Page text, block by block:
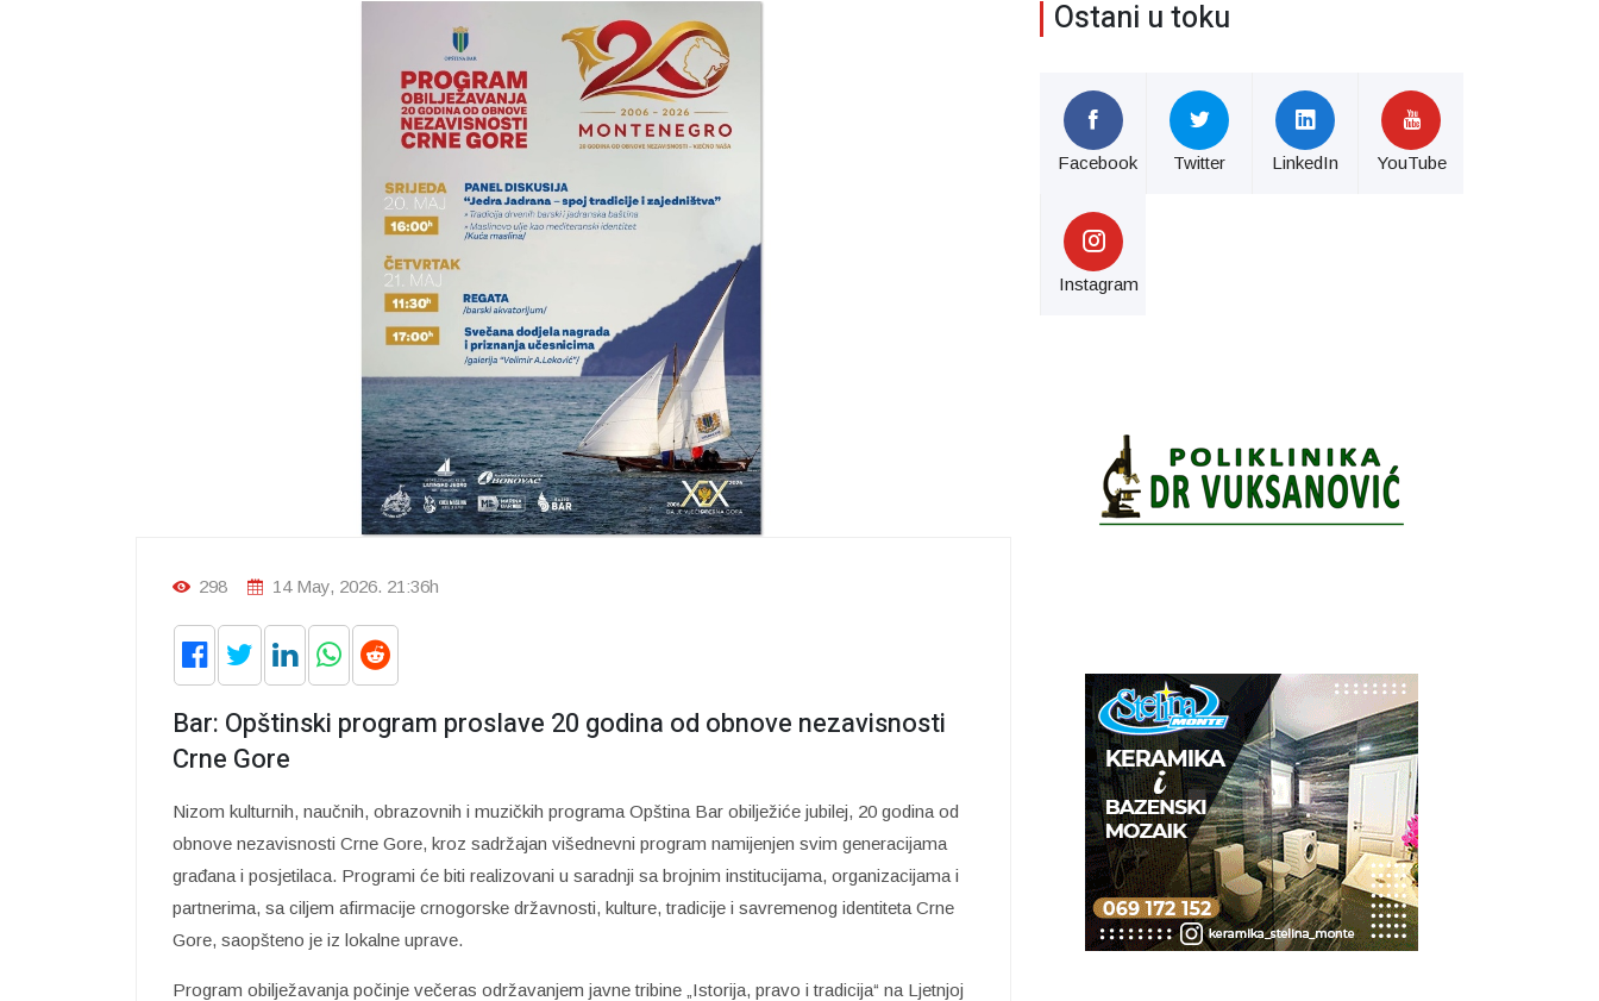
298 14 May, 2026. 21:36h
Bar: Opštinski program proslave 20 godina od obnove nezavisnosti
Crne Gore
Nizom kulturnih, naučnih, obrazovnih i muzičkih programa Opština Bar obilježiće jubilej, 20 godina od
obnove nezavisnosti Crne Gore, kroz sadržajan višednevni program namijenjen svim generacijama
građana i posjetilaca. Programi će biti realizovani u saradnji sa brojnim institucijama, organizacijama i
partnerima, sa ciljem afirmacije crnogorske državnosti, kulture, tradicije i savremenog identiteta Crne
Gore, saopšteno je iz lokalne uprave.
Program obilježavanja počinje večeras održavanjem javne tribine „Istorija, pravo i tradicija“ na Ljetnjoj
Ostani u toku
Facebook Twitter LinkedIn YouTube
Instagram